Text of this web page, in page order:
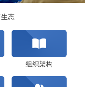
利举办
态
《佛山市...
关于开展202...
组织架构